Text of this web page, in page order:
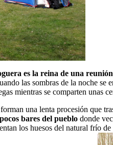
es la reina de una reunión
las sombras de la noche
mientras se comparten unas
una lenta procesión que
bares del pueblo donde
los huesos del natural frío